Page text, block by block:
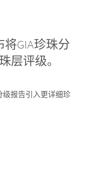
GIA珍珠分
层评级。
级报告引入更详细珍